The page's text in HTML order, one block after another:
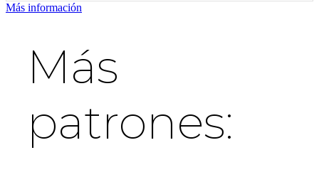
Más información
Más
patrones: